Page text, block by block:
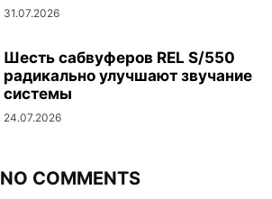
31.07.2026
Шесть сабвуферов REL S/550
радикально улучшают звучание
системы
24.07.2026
NO COMMENTS